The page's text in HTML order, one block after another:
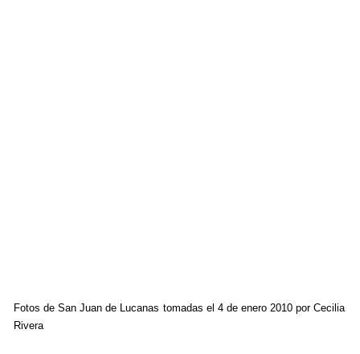
Fotos de San Juan de Lucanas tomadas el 4 de enero 2010 por Cecilia
Rivera